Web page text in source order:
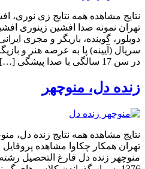
تهران نمونه صدا افشین زینوری
در سن 17 سالگی با صدا پیشگی […]
زنده دل، منوچهر
تهران همکار چکاوا مشاهده
منوچهر زنده دل فارغ التحصیل